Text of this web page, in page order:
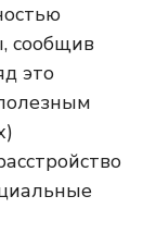
сообщив
это